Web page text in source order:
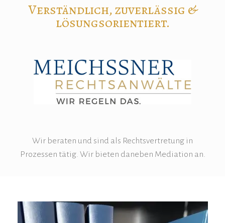
Verständlich, zuverlässig &
lösungsorientiert.
Wir beraten und sind als Rechtsvertretung in
Prozessen tätig. Wir bieten daneben Mediation an.